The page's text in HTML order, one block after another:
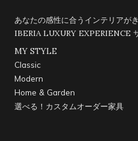
あなたの感性に合うインテリアが
IBERIA LUXURY EXPERIENCE
MY STYLE
Classic
Modern
Home & Garden
選べる！カスタムオーダー家具